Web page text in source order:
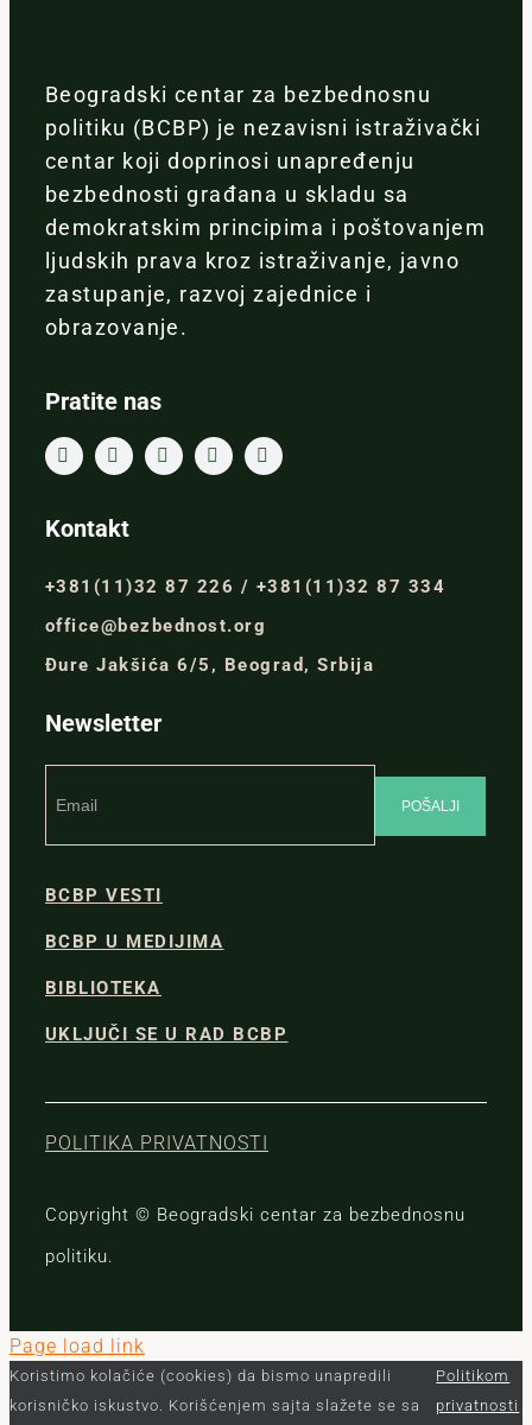
Beogradski centar za bezbednosnu
politiku (BCBP) je nezavisni istraživački
centar koji doprinosi unapređenju
bezbednosti građana u skladu sa
demokratskim principima i poštovanjem
ljudskih prava kroz istraživanje, javno
zastupanje, razvoj zajednice i
obrazovanje.
Pratite nas
Kontakt
+381(11)32 87 226 / +381(11)32 87 334
office@bezbednost.org
Đure Jakšića 6/5, Beograd, Srbija
Newsletter
BCBP VESTI
BCBP U MEDIJIMA
BIBLIOTEKA
UKLJUČI SE U RAD BCBP
POLITIKA PRIVATNOSTI
Copyright © Beogradski centar za bezbednosnu
politiku.
Page load link
Koristimo kolačiće (cookies) da bismo unapredili
korisničko iskustvo. Korišćenjem sajta slažete se sa
Politikom
privatnosti